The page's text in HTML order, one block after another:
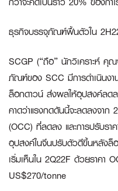
ธุรกิจบรรจุภัณฑ์ฟื้นตัวใน
SCGP (“ถือ” นักวิเคราะห์
ภัณฑ์ของ SCC มีการดำเนินง
ล็อกดาวน์ ส่งผลให้อุปสงค์ลด
คาดว่าแรงกดดันนี้จะลดลงจา
(OCC) ที่ลดลง และการปรับรา
อุปสงค์ในจีนปรับตัวดีขึ้นหลัง
เริ่มเห็นใน 2Q22F ด้วยราคา
US$270/tonne